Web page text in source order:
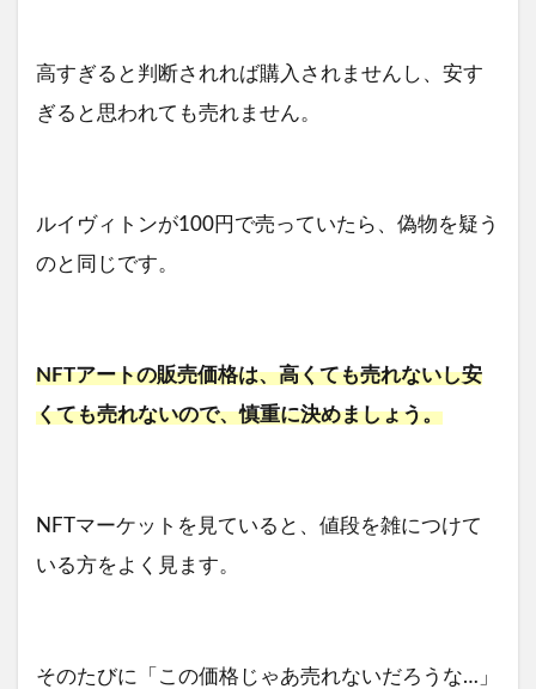
高すぎると判断されれば購入されませんし、安す
ぎると思われても売れません。
ルイヴィトンが100円で売っていたら、偽物を疑う
のと同じです。
NFTアートの販売価格は、高くても売れないし安
くても売れないので、慎重に決めましょう。
NFTマーケットを見ていると、値段を雑につけて
いる方をよく見ます。
そのたびに「この価格じゃあ売れないだろうな…」